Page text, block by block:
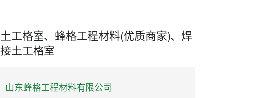
土工格室、蜂格工程材料(优质商家)、焊
接土工格室
山东蜂格工程材料有限公司